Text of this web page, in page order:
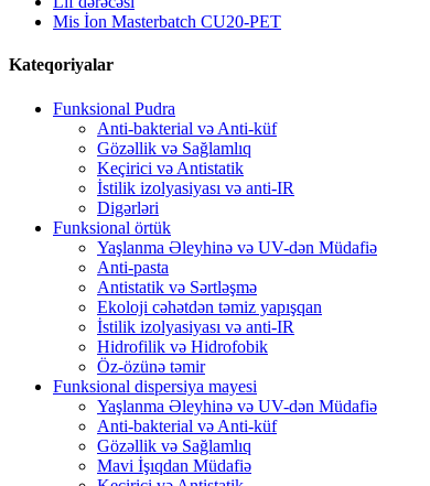
Mis İon Masterbatch CU20-PET
Kateqoriyalar
Funksional Pudra
Anti-bakterial və Anti-küf
Gözəllik və Sağlamlıq
Keçirici və Antistatik
İstilik izolyasiyası və anti-IR
Digərləri
Funksional örtük
Yaşlanma Əleyhinə və UV-dən Müdafiə
Anti-pasta
Antistatik və Sərtləşmə
Ekoloji cəhətdən təmiz yapışqan
İstilik izolyasiyası və anti-IR
Hidrofilik və Hidrofobik
Öz-özünə təmir
Funksional dispersiya mayesi
Yaşlanma Əleyhinə və UV-dən Müdafiə
Anti-bakterial və Anti-küf
Gözəllik və Sağlamlıq
Mavi İşıqdan Müdafiə